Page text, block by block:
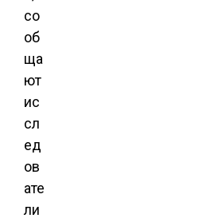
со
об
ща
ют
ис
сл
ед
ов
ате
ли